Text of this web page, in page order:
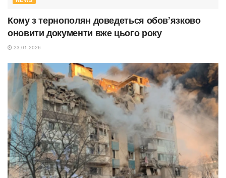
Кому з тернополян доведеться обов’язково
оновити документи вже цього року
23.01.2026